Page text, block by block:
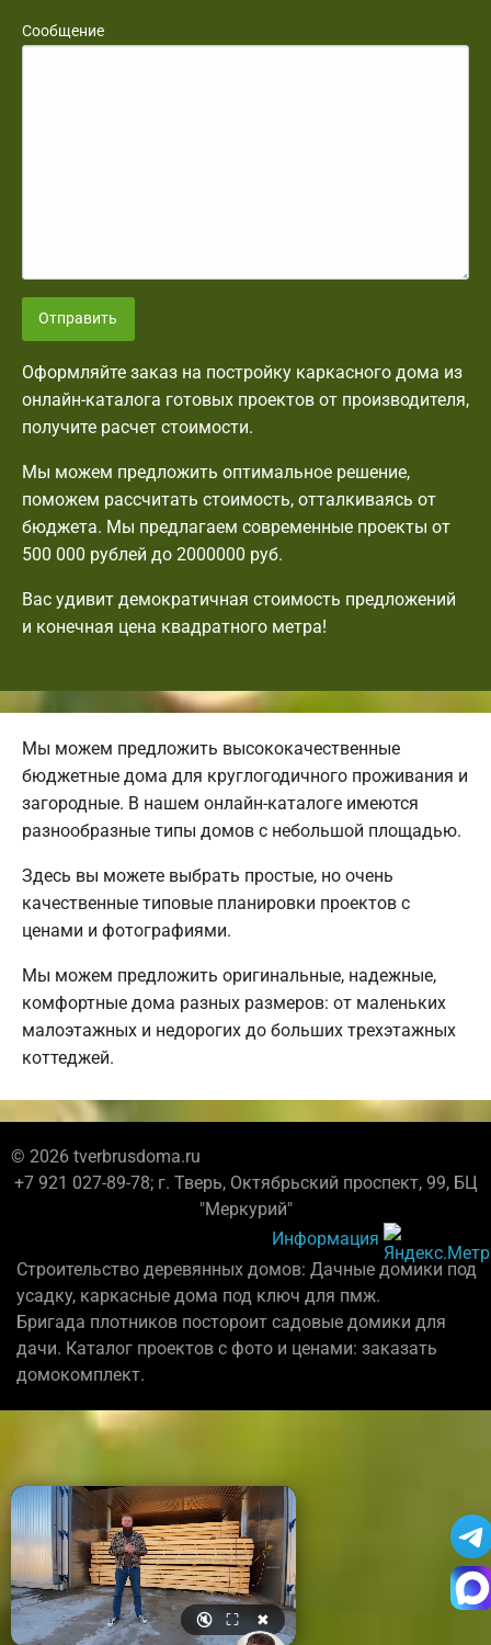
Сообщение
Отправить
Оформляйте заказ на постройку каркасного дома из
онлайн-каталога готовых проектов от производителя,
получите расчет стоимости.
Мы можем предложить оптимальное решение,
поможем рассчитать стоимость, отталкиваясь от
бюджета. Мы предлагаем современные проекты от
500 000 рублей до 2000000 руб.
Вас удивит демократичная стоимость предложений
и конечная цена квадратного метра!
Мы можем предложить высококачественные
бюджетные дома для круглогодичного проживания и
загородные. В нашем онлайн-каталоге имеются
разнообразные типы домов с небольшой площадью.
Здесь вы можете выбрать простые, но очень
качественные типовые планировки проектов с
ценами и фотографиями.
Мы можем предложить оригинальные, надежные,
комфортные дома разных размеров: от маленьких
малоэтажных и недорогих до больших трехэтажных
коттеджей.
© 2026 tverbrusdoma.ru
+7 921 027-89-78; г. Тверь, Октябрьский проспект, 99, БЦ
"Меркурий"
Информация
Строительство деревянных домов: Дачные домики под
усадку, каркасные дома под ключ для пмж.
Бригада плотников постороит садовые домики для
дачи. Каталог проектов с фото и ценами: заказать
домокомплект.
🔇 ⛶ ✖